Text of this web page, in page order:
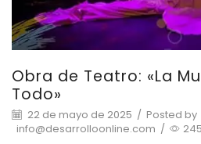
Obra de Teatro: «La
Todo»
22 de mayo de 2025 / Posted by
info@desarrolloonline.com / 245